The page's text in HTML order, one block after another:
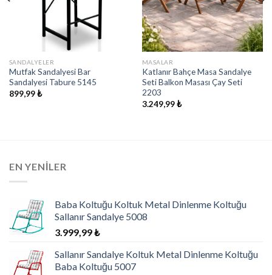
SANDALYELER
Mutfak Sandalyesi Bar
Sandalyesi Tabure 5145
899,99₺
MASALAR
Katlanır Bahçe Masa Sandalye
Seti Balkon Masası Çay Seti
2203
3.249,99₺
EN YENILER
Baba Koltuğu Koltuk Metal Dinlenme Koltuğu
Sallanır Sandalye 5008
3.999,99₺
Sallanır Sandalye Koltuk Metal Dinlenme Koltuğu
Baba Koltuğu 5007